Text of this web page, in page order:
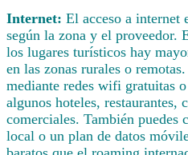
Internet: El acceso a internet
según la zona y el proveedor.
los lugares turísticos hay
en las zonas rurales o
mediante redes wifi gratuitas
algunos hoteles, restaurantes,
comerciales. También puedes
local o un plan de datos